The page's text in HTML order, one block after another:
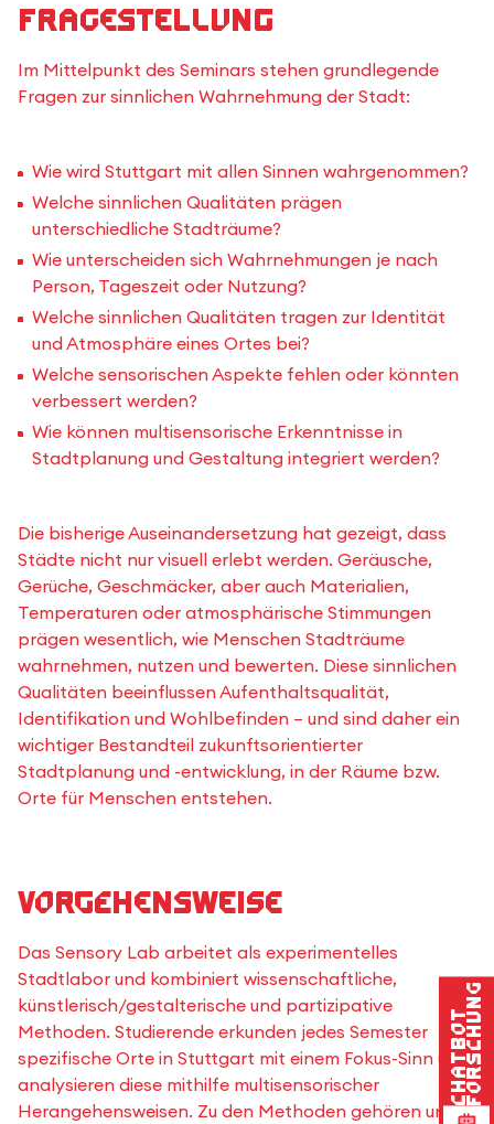
Fragestellung
Im Mittelpunkt des Seminars stehen grundlegende
Fragen zur sinnlichen Wahrnehmung der Stadt:
Wie wird Stuttgart mit allen Sinnen wahrgenommen?
Welche sinnlichen Qualitäten prägen
unterschiedliche Stadträume?
Wie unterscheiden sich Wahrnehmungen je nach
Person, Tageszeit oder Nutzung?
Welche sinnlichen Qualitäten tragen zur Identität
und Atmosphäre eines Ortes bei?
Welche sensorischen Aspekte fehlen oder könnten
verbessert werden?
Wie können multisensorische Erkenntnisse in
Stadtplanung und Gestaltung integriert werden?
Die bisherige Auseinandersetzung hat gezeigt, dass
Städte nicht nur visuell erlebt werden. Geräusche,
Gerüche, Geschmäcker, aber auch Materialien,
Temperaturen oder atmosphärische Stimmungen
prägen wesentlich, wie Menschen Stadträume
wahrnehmen, nutzen und bewerten. Diese sinnlichen
Qualitäten beeinflussen Aufenthaltsqualität,
Identifikation und Wohlbefinden – und sind daher ein
wichtiger Bestandteil zukunftsorientierter
Stadtplanung und -entwicklung, in der Räume bzw.
Orte für Menschen entstehen.
Vorgehensweise
Das Sensory Lab arbeitet als experimentelles
Stadtlabor und kombiniert wissenschaftliche,
künstlerisch/gestalterische und partizipative
Methoden. Studierende erkunden jedes Semester
spezifische Orte in Stuttgart mit einem Fokus-Sinn und
analysieren diese mithilfe multisensorischer
Herangehensweisen. Zu den Methoden gehören unter
ChatbotForschung